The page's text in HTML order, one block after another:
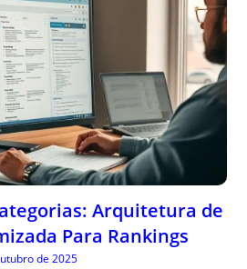
Arquitetura de
Para Rankings
de 2025